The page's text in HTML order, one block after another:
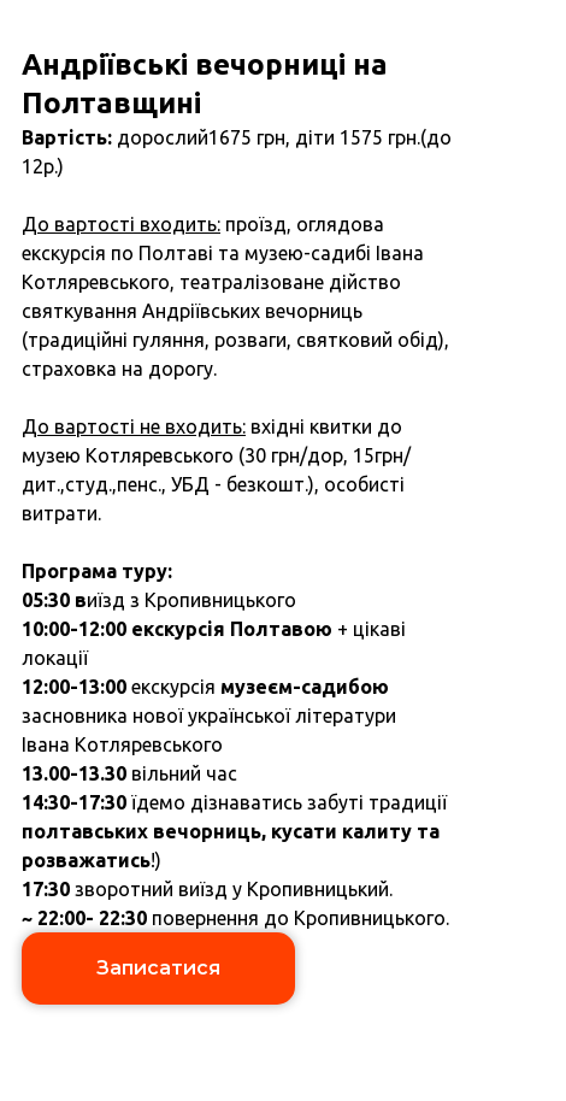
Андріївські вечорниці на
Полтавщині
Вартість: дорослий1675 грн, діти 1575 грн.(до
12р.)
До вартості входить: проїзд, оглядова
екскурсія по Полтаві та музею-садибі Івана
Котляревського, театралізоване дійство
святкування Андріївських вечорниць
(традиційні гуляння, розваги, святковий обід),
страховка на дорогу.
До вартості не входить: вхідні квитки до
музею Котляревського (30 грн/дор, 15грн/
дит.,студ.,пенс., УБД - безкошт.), особисті
витрати.
Програма туру:
05:30 виїзд з Кропивницького
10:00-12:00 екскурсія Полтавою + цікаві
локації
12:00-13:00 екскурсія музеєм-садибою
засновника нової української літератури
Івана Котляревського
13.00-13.30 вільний час
14:30-17:30 їдемо дізнаватись забуті традиції
полтавських вечорниць, кусати калиту та
розважатись!)
17:30 зворотний виїзд у Кропивницький.
~ 22:00- 22:30 повернення до Кропивницького.
Записатися